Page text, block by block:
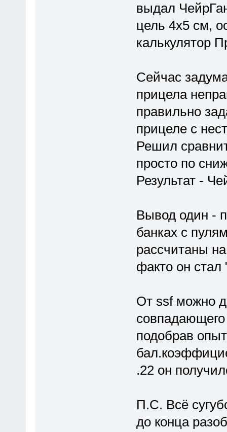
выдал
цель 4х5 см,
калькулятор
Сейчас
прицела
правильно
прицеле с
Решил
просто по
Результат -
Вывод один -
банках с
рассчитаны
факто он
От ssf можно
подобрав
.22 он
П.С. Всё
до конца